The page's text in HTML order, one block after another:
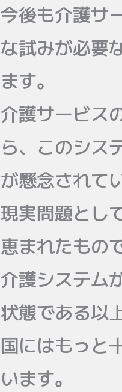
今後も介護サ
な試みが必要
ます。
介護サービス
ら、このシス
が懸念されて
現実問題とし
恵まれたもの
介護システム
状態である以
国にはもっと
います。